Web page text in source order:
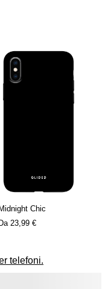
Midnight Chic
Da 23,99 €
telefoni.